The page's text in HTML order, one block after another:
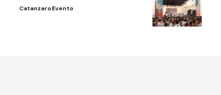
CatanzaroEvento